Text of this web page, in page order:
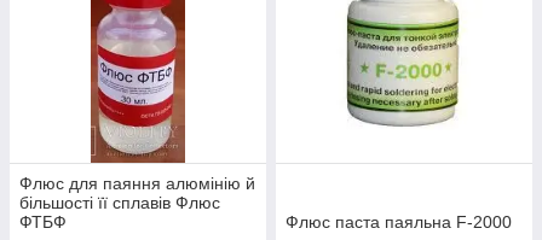
Флюс для паяння алюмінію й
більшості її сплавів Флюс
ФТБФ
Флюс паста паяльна F-2000